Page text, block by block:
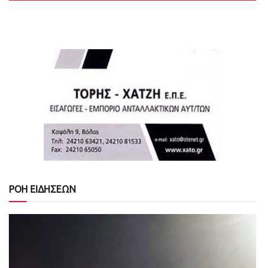
ΡΟΗ ΕΙΔΗΣΕΩΝ